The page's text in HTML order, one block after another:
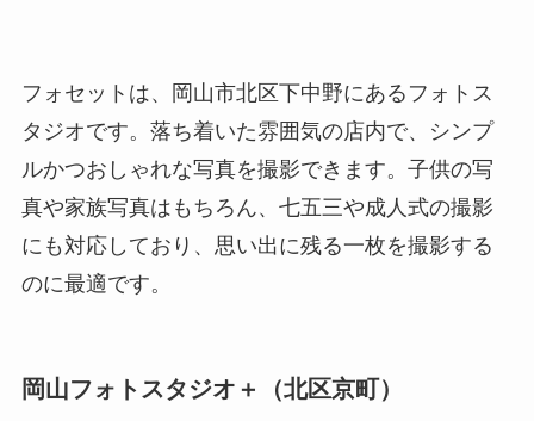
フォセットは、岡山市北区下中野にあるフォトス
タジオです。落ち着いた雰囲気の店内で、シンプ
ルかつおしゃれな写真を撮影できます。子供の写
真や家族写真はもちろん、七五三や成人式の撮影
にも対応しており、思い出に残る一枚を撮影する
のに最適です。
岡山フォトスタジオ＋（北区京町）